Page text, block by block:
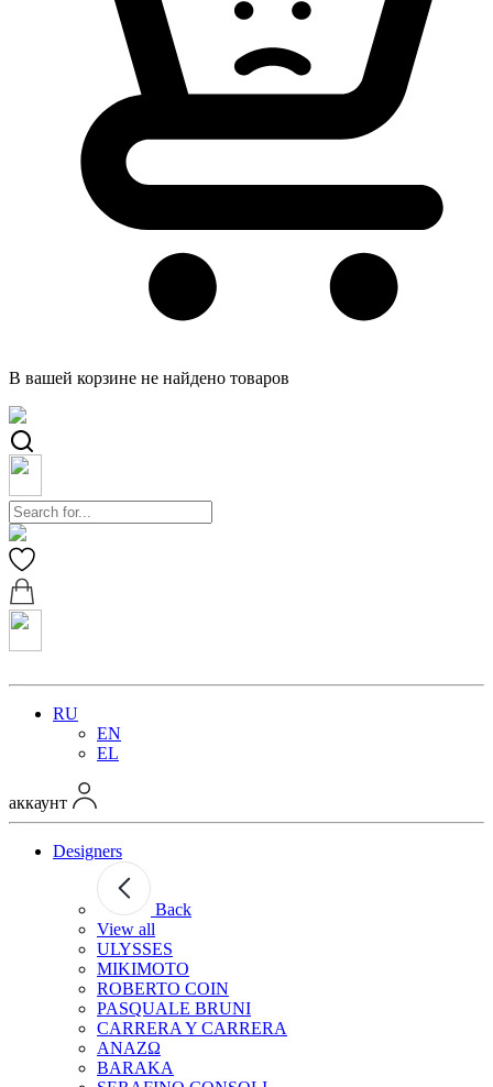
В вашей корзине не найдено товаров
RU
EN
EL
аккаунт
Designers
Back
View all
ULYSSES
MIKIMOTO
ROBERTO COIN
PASQUALE BRUNI
CARRERA Y CARRERA
ANAZΩ
BARAKA